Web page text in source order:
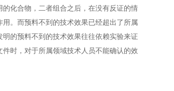
化合物，二者组合之后，在没有反证的情
。而预料不到的技术效果已经超出了所属
的预料不到的技术效果往往依赖实验来证
时，对于所属领域技术人员不能确认的效